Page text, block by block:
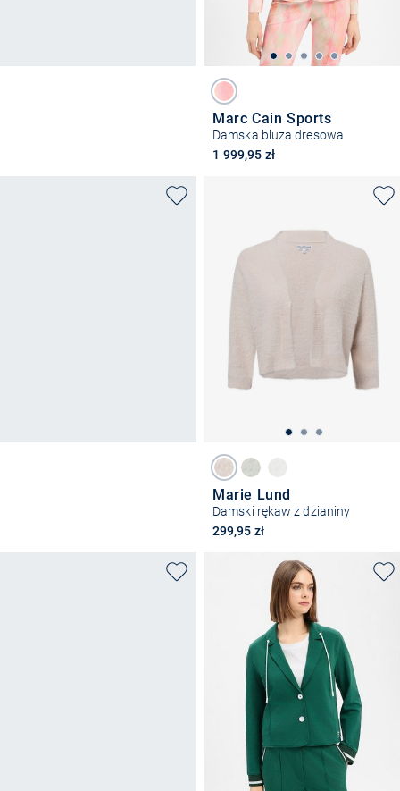
Marc Cain Sports
Damska bluza dresowa
1 999,95 zł
Marie Lund
Damski rękaw z dzianiny
299,95 zł